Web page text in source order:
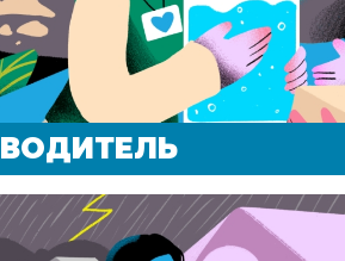
ВОДИТЕЛЬ